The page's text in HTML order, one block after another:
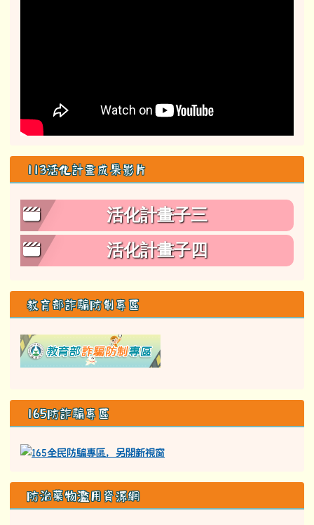
113活化計畫成果影片
活化計畫子三
活化計畫子四
教育部詐騙防制專區
165防詐騙專區
防治藥物濫用資源網